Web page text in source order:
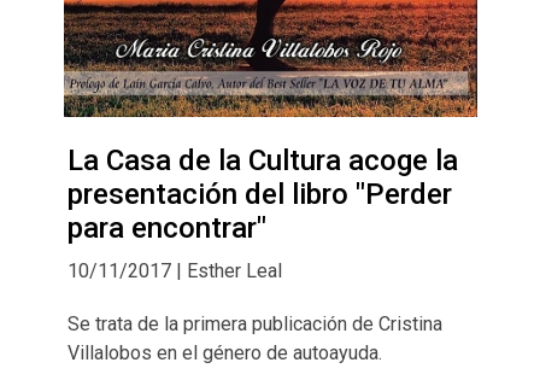
La Casa de la Cultura acoge la
presentación del libro "Perder
para encontrar"
10/11/2017 | Esther Leal
Se trata de la primera publicación de Cristina
Villalobos en el género de autoayuda.